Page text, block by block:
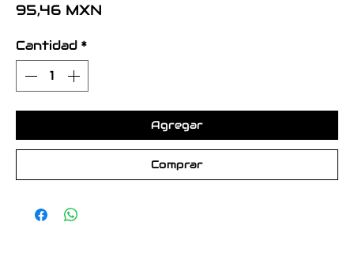
95,46 MXN
Cantidad *
Agregar
Comprar